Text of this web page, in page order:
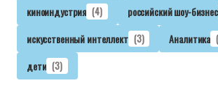
киноиндустрия (4) российский шоу-бизнес
искусственный интеллект (3) Аналитика
дети (3)